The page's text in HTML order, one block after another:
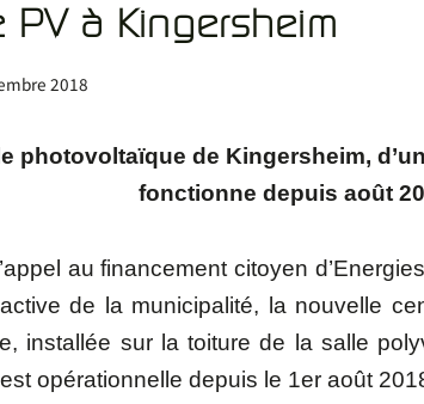
PV à Kingersheim
2018
photovoltaïque de Kingersheim,
fonctionne depuis août
au financement citoyen
de la municipalité, la nouvelle
installée sur la toiture de la salle
opérationnelle depuis le 1er août